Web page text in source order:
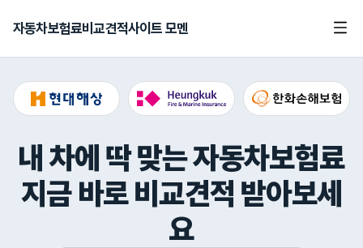
자동차보험료비교견적사이트 모멘
내 차에 딱 맞는 자동차보험료
지금 바로 비교견적 받아보세
요